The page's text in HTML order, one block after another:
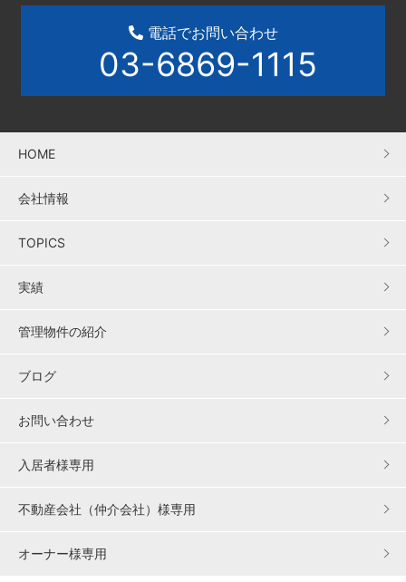
電話でお問い合わせ
03-6869-1115
HOME
会社情報
TOPICS
実績
管理物件の紹介
ブログ
お問い合わせ
入居者様専用
不動産会社（仲介会社）様専用
オーナー様専用